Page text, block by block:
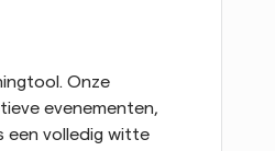
Onze
evenementen,
een volledig witte